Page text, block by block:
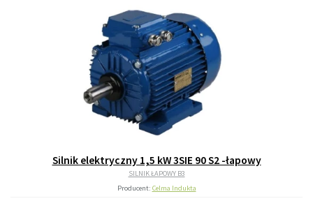
Silnik elektryczny 1,5 kW 3SIE 90 S2 -łapowy
SILNIK ŁAPOWY B3
Producent: Celma Indukta